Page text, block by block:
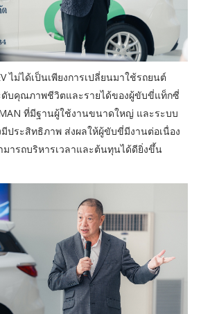
ไม่ได้เป็นเพียงการเปลี่ยนมาใช้รถยนต์
ดับคุณภาพชีวิตและรายได้ของผู้ขับขี่แท็กซี่
ที่มีฐานผู้ใช้งานขนาดใหญ่ และระบบ
ประสิทธิภาพ ส่งผลให้ผู้ขับขี่มีงานต่อเนื่อง
มารถบริหารเวลาและต้นทุนได้ดียิ่งขึ้น